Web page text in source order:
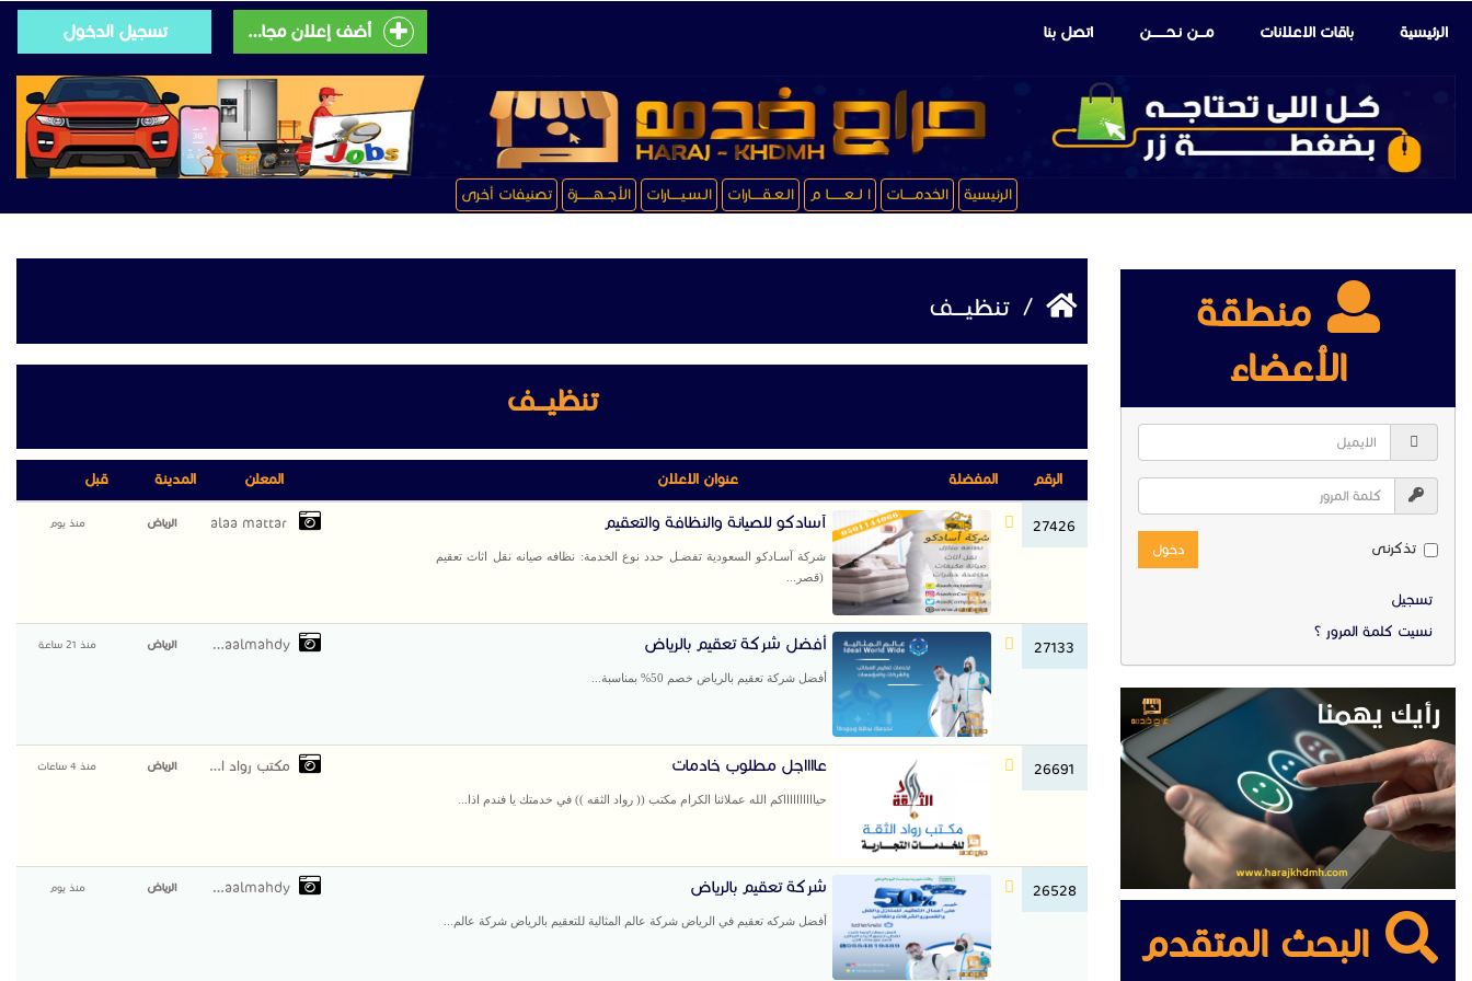
الرئيسية باقات الإعلانات مـــن نـحـــــــن اتصل بنا أضف إعلان مجانى تسجيل الدخول
الرئيسية الخدمـــــات ا لــعـــــــا م الـعـقـــــارات الـسـيـــــارات الأجــهـــــــزة تصنيفات أخرى
منطقة
الأعضاء
تذكرنى دخول
تسجيل
نسيت كلمة المرور ؟
البحث المتقدم
/ تنظيــــف
تنظيــــف
الرقم المفضلة عنوان الاعلان المعلن المدينة قبل
27426 آسادكو للصيانة والنظافة والتعقيم
شركة آسـادكو السعودية تفضـل حدد نوع الخدمة: نظافه صيانه نقل اثاث تعقيم
(قصر...
alaa mattar الرياض منذ يوم
27133 أفضل شركة تعقيم بالرياض
أفضل شركة تعقيم بالرياض خصم 50% بمناسبة...
shaimaaalmahdy الرياض منذ 21 ساعة
26691 عااااجل مطلوب خادمات
حيااااااااااكم الله عملائنا الكرام مكتب (( رواد الثقه )) في خدمتك يا فندم اذا...
مكتب رواد الثقه الرياض منذ 4 ساعات
26528 شركة تعقيم بالرياض
أفضل شركه تعقيم في الرياض شركة عالم المثالية للتعقيم بالرياض شركة عالم...
shaimaaalmahdy الرياض منذ يوم